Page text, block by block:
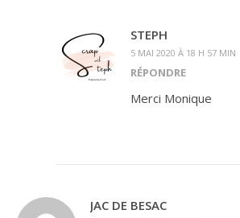
STEPH
5 MAI 2020 À 18 H 57 MIN
RÉPONDRE
Merci Monique
JAC DE BESAC